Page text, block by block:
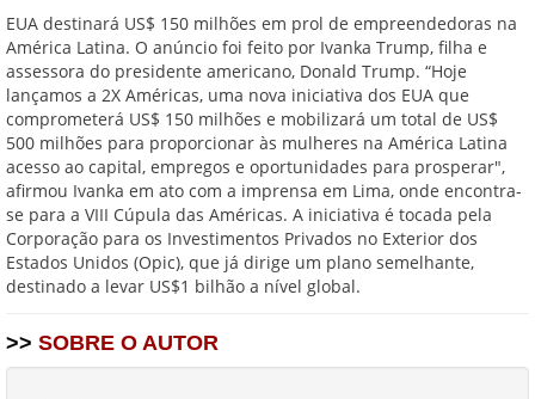
EUA destinará US$ 150 milhões em prol de empreendedoras na
América Latina. O anúncio foi feito por Ivanka Trump, filha e
assessora do presidente americano, Donald Trump. “Hoje
lançamos a 2X Américas, uma nova iniciativa dos EUA que
comprometerá US$ 150 milhões e mobilizará um total de US$
500 milhões para proporcionar às mulheres na América Latina
acesso ao capital, empregos e oportunidades para prosperar",
afirmou Ivanka em ato com a imprensa em Lima, onde encontra-
se para a VIII Cúpula das Américas. A iniciativa é tocada pela
Corporação para os Investimentos Privados no Exterior dos
Estados Unidos (Opic), que já dirige um plano semelhante,
destinado a levar US$1 bilhão a nível global.
>> SOBRE O AUTOR